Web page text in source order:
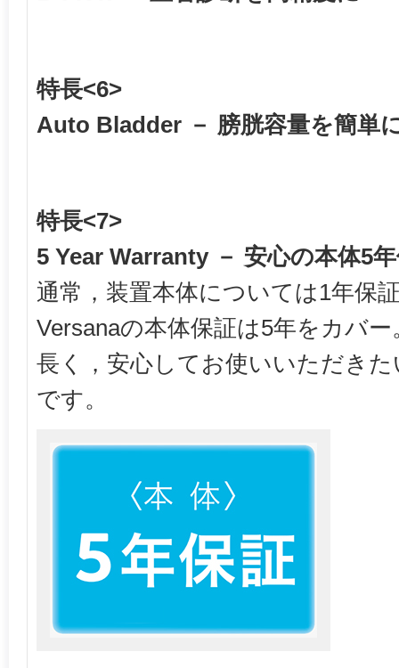
特長<6>
Auto Bladder － 膀胱容量を簡単
特長<7>
5 Year Warranty － 安心の本体5
通常，装置本体については1年保
Versanaの本体保証は5年をカバー
長く，安心してお使いいただき
です。